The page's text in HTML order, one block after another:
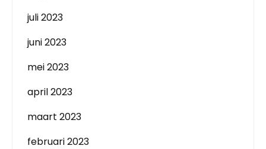
juli 2023
juni 2023
mei 2023
april 2023
maart 2023
februari 2023